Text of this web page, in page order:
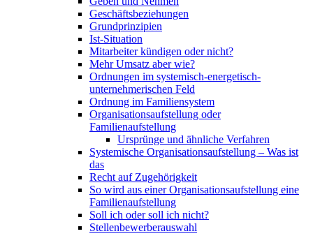
Geschäftsbeziehungen
Grundprinzipien
Ist-Situation
Mitarbeiter kündigen oder nicht?
Mehr Umsatz aber wie?
Ordnungen im systemisch-energetisch-
unternehmerischen Feld
Ordnung im Familiensystem
Organisationsaufstellung oder
Familienaufstellung
Ursprünge und ähnliche Verfahren
Systemische Organisationsaufstellung – Was ist
das
Recht auf Zugehörigkeit
So wird aus einer Organisationsaufstellung eine
Familienaufstellung
Soll ich oder soll ich nicht?
Stellenbewerberauswahl